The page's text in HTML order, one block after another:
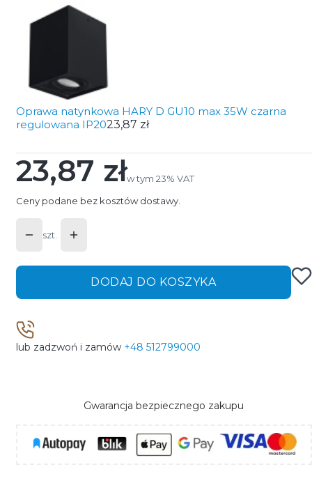
Oprawa natynkowa HARY D GU10 max 35W czarna
regulowana IP2023,87 zł
Cena
23,87 złw tym 23% VAT
w tym 23% VAT
Ceny podane bez kosztów dostawy.
szt.
DODAJ DO KOSZYKA
lub zadzwoń i zamów +48 512799000
Gwarancja bezpiecznego zakupu